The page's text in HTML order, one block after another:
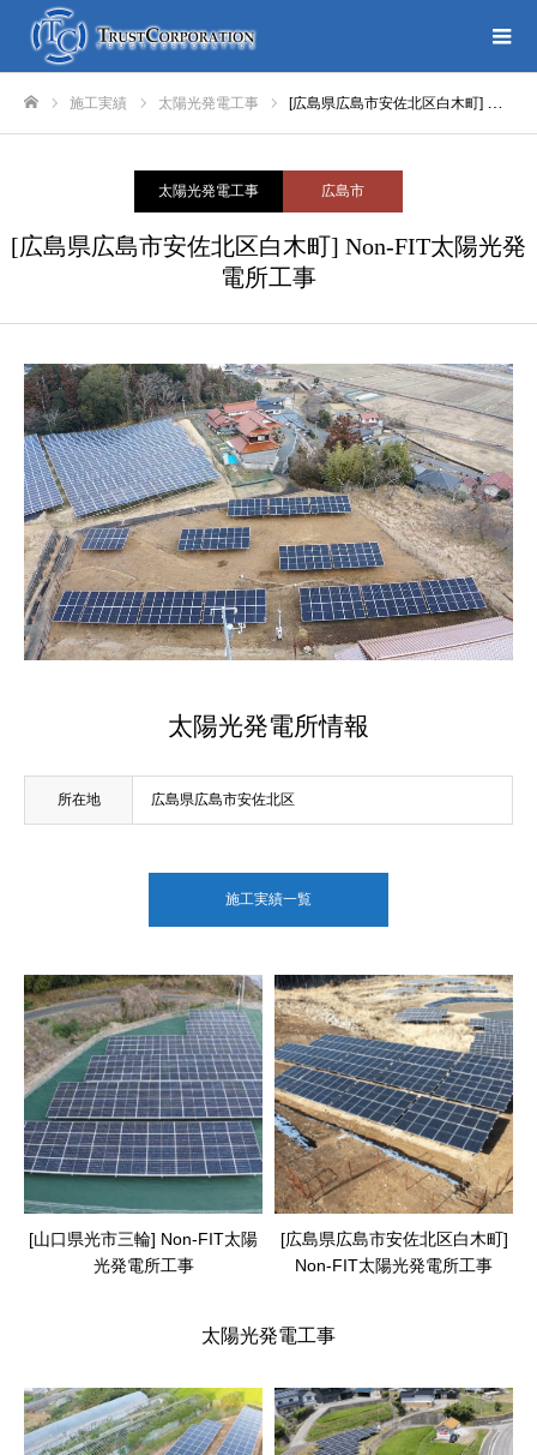
施工実績 太陽光発電工事 [広島県広島市安佐北区白木町] Non-FIT太陽光発電所工事
太陽光発電工事 広島市
[広島県広島市安佐北区白木町] Non-FIT太陽光発
電所工事
太陽光発電所情報
所在地 広島県広島市安佐北区
施工実績一覧
[山口県光市三輪] Non-FIT太陽
光発電所工事
[広島県広島市安佐北区白木町]
Non-FIT太陽光発電所工事
太陽光発電工事